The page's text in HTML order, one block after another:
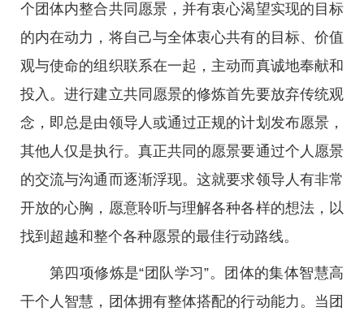
个团体内整合共同愿景，并有衷心渴望实现的目标
的内在动力，将自己与全体衷心共有的目标、价值
观与使命的组织联系在一起，主动而真诚地奉献和
投入。进行建立共同愿景的修炼首先要放弃传统观
念，即总是由领导人或通过正规的计划发布愿景，
其他人仅是执行。真正共同的愿景要通过个人愿景
的交流与沟通而逐渐浮现。这就要求领导人有非常
开放的心胸，愿意聆听与理解各种各样的想法，以
找到超越和整个各种愿景的最佳行动路线。
第四项修炼是“团队学习”。团体的集体智慧高
干个人智慧，团体拥有整体搭配的行动能力。当团